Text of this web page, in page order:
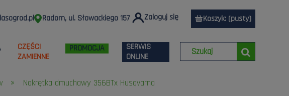
Radom, ul. Słowackiego 157 Zaloguj się Koszyk: (pusty)
CZĘŚCI
ZAMIENNE
PROMOCJA
SERWIS
ONLINE
» Nakrętka dmuchawy 356BTx Husqvarna